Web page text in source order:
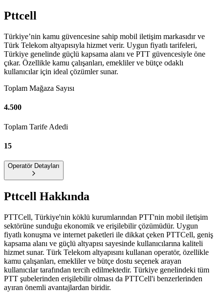
Pttcell
Türkiye’nin kamu güvencesine sahip mobil iletişim markasıdır ve
Türk Telekom altyapısıyla hizmet verir. Uygun fiyatlı tarifeleri,
Türkiye genelinde güçlü kapsama alanı ve PTT güvencesiyle öne
çıkar. Özellikle kamu çalışanları, emekliler ve bütçe odaklı
kullanıcılar için ideal çözümler sunar.
Toplam Mağaza Sayısı
4.500
Toplam Tarife Adedi
15
Operatör Detayları
Pttcell Hakkında
PTTCell, Türkiye'nin köklü kurumlarından PTT'nin mobil iletişim
sektörüne sunduğu ekonomik ve erişilebilir çözümüdür. Uygun
fiyatlı konuşma ve internet paketleri ile dikkat çeken PTTCell, geniş
kapsama alanı ve güçlü altyapısı sayesinde kullanıcılarına kaliteli
hizmet sunar. Türk Telekom altyapısını kullanan operatör, özellikle
kamu çalışanları, emekliler ve bütçe dostu seçenek arayan
kullanıcılar tarafından tercih edilmektedir. Türkiye genelindeki tüm
PTT şubelerinden erişilebilir olması da PTTCell'i benzerlerinden
ayıran önemli avantajlardan biridir.